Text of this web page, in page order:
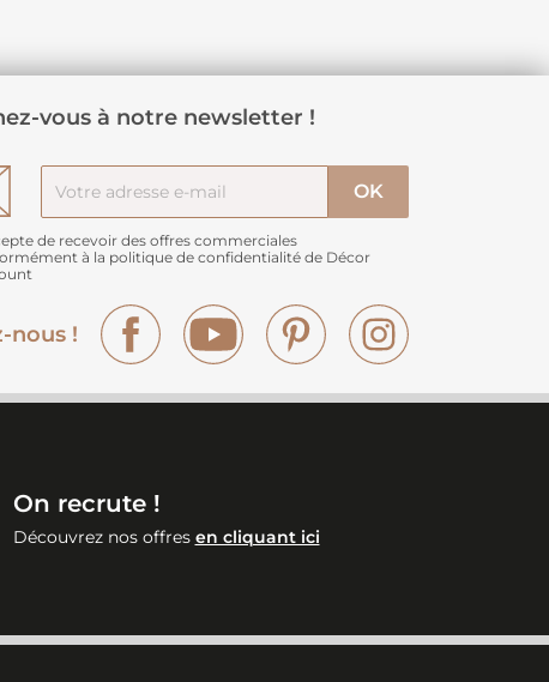
vous à notre newsletter !
de recevoir des offres commerciales
à la politique de confidentialité de Décor
nous !
Facebook YouTube Pinterest
On recrute !
Découvrez nos offres en cliquant ici